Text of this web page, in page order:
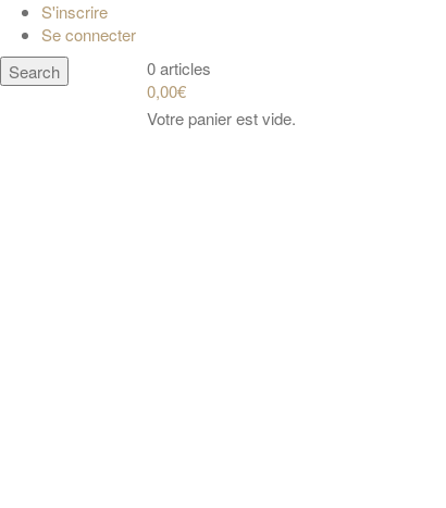
S'inscrire
Se connecter
0 articles
0,00€
Votre panier est vide.